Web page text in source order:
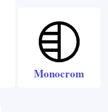
Monocrom